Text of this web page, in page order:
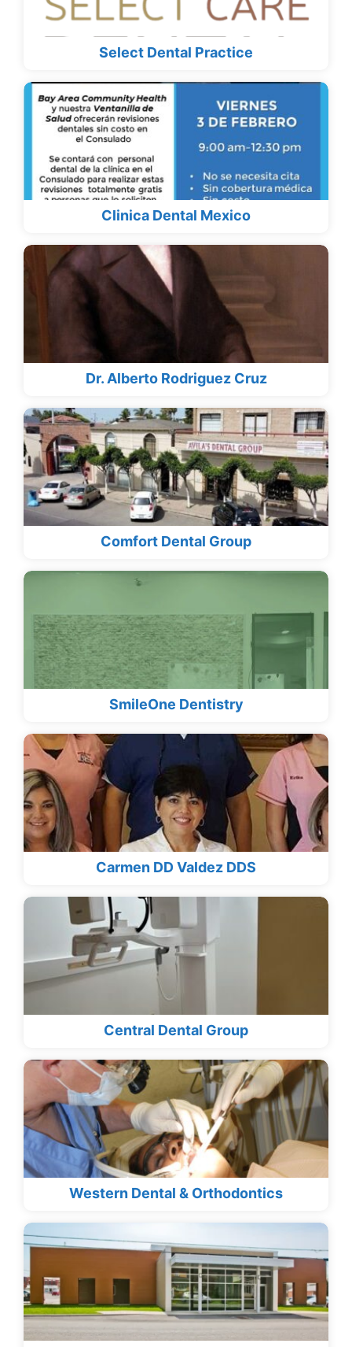
Select Dental Practice
Clinica Dental Mexico
Dr. Alberto Rodriguez Cruz
Comfort Dental Group
SmileOne Dentistry
Carmen DD Valdez DDS
Central Dental Group
Western Dental & Orthodontics